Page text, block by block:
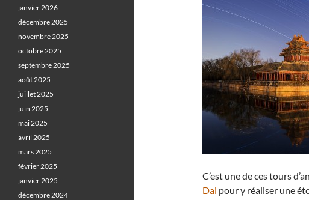
C’est une de ces tours
Dai pour y réaliser une
janvier 2026
décembre 2025
novembre 2025
octobre 2025
septembre 2025
août 2025
juillet 2025
juin 2025
mai 2025
avril 2025
mars 2025
février 2025
janvier 2025
décembre 2024